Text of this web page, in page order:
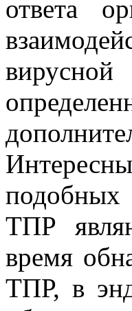
ответа
подобных
TПР
время
TПР, в